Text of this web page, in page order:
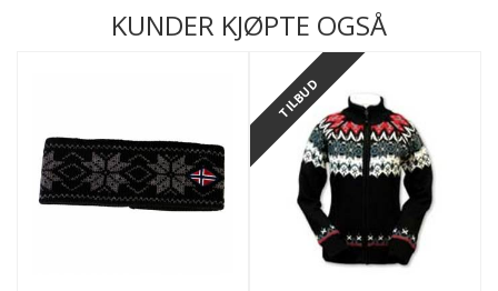
KUNDER KJØPTE OGSÅ
TILBUD